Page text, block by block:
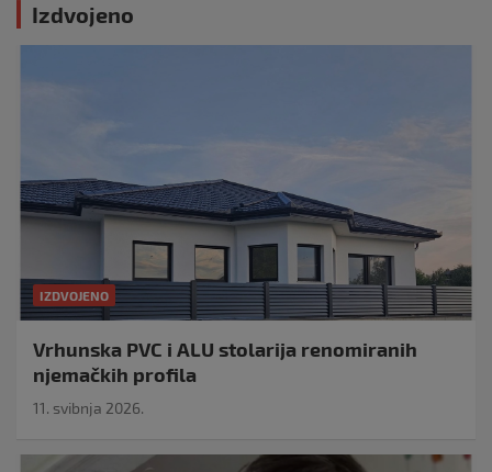
Izdvojeno
IZDVOJENO
Vrhunska PVC i ALU stolarija renomiranih
njemačkih profila
11. svibnja 2026.